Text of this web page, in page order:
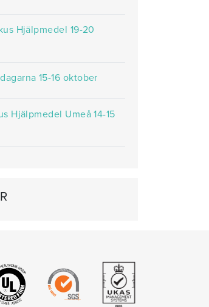
Hjälpmedel 19-20
15-16 oktober
Hjälpmedel Umeå 14-15